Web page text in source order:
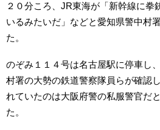
２０分ころ、JR東海が「新幹線に拳
いるみたいだ」などと愛知県警中村
た。
のぞみ１１４号は名古屋駅に停車し
村署の大勢の鉄道警察隊員らが確認
れていたのは大阪府警の私服警官だ
た。